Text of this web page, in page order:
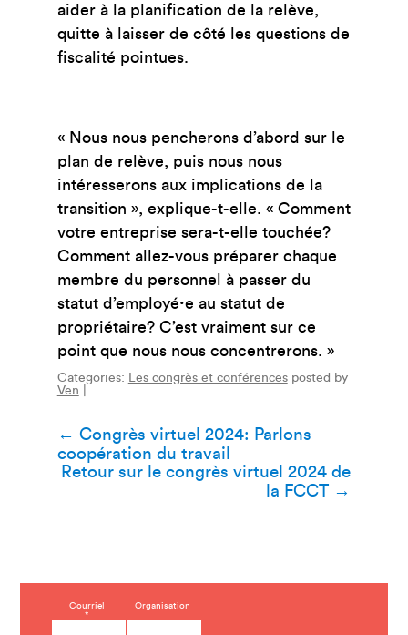
aider à la planification de la relève,
quitte à laisser de côté les questions de
fiscalité pointues.
« Nous nous pencherons d’abord sur le
plan de relève, puis nous nous
intéresserons aux implications de la
transition », explique-t-elle. « Comment
votre entreprise sera-t-elle touchée?
Comment allez-vous préparer chaque
membre du personnel à passer du
statut d’employéꞏe au statut de
propriétaire? C’est vraiment sur ce
point que nous nous concentrerons. »
Categories: Les congrès et conférences posted by
Ven
Navigation
de
← Congrès virtuel 2024: Parlons
coopération du travail
Retour sur le congrès virtuel 2024 de
la FCCT →
Courriel
*
Organisation
o